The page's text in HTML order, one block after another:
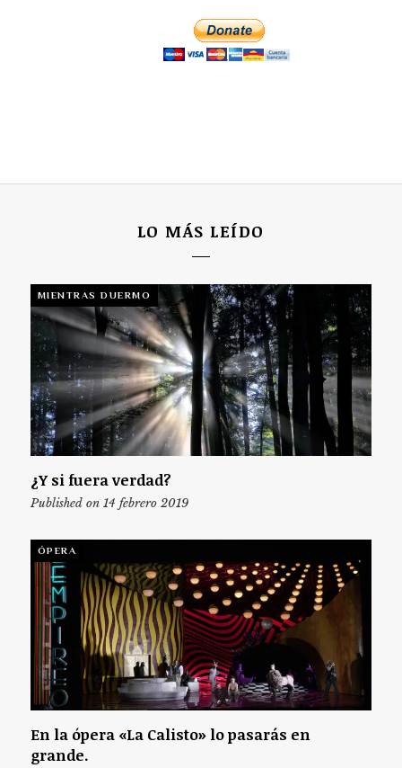
LO MÁS LEÍDO
MIENTRAS DUERMO
¿Y si fuera verdad?
Published on 14 febrero 2019
ÓPERA
En la ópera «La Calisto» lo pasarás en
grande.